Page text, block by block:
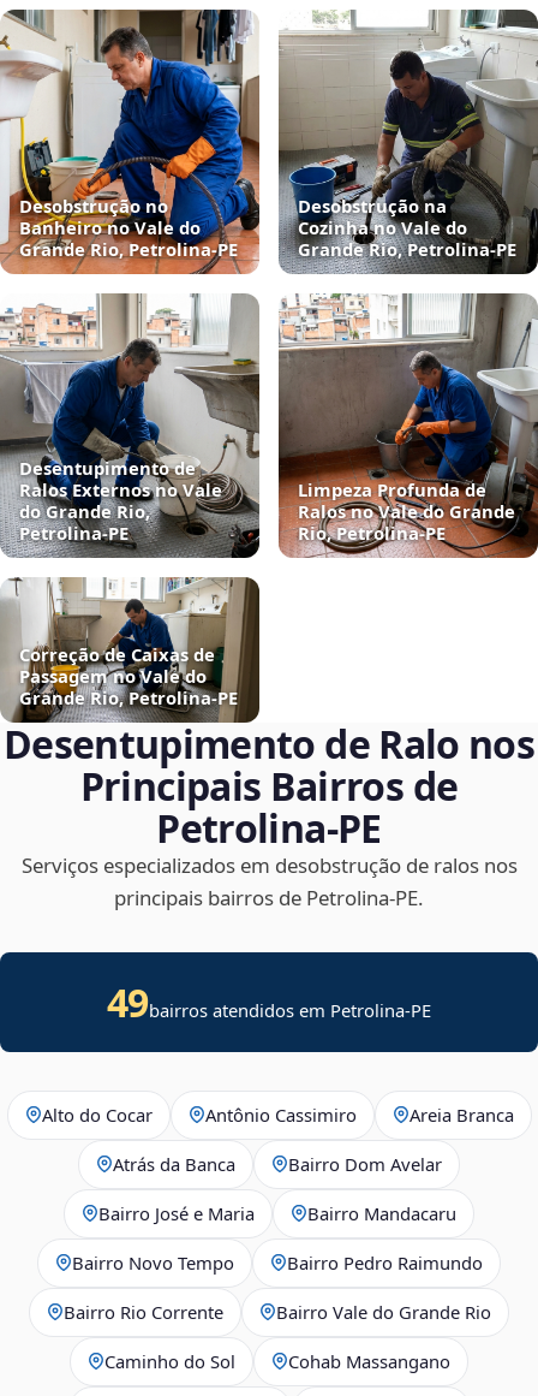
Desobstrução no
Banheiro no Vale do
Grande Rio, Petrolina‑PE
Desobstrução na
Cozinha no Vale do
Grande Rio, Petrolina‑PE
Desentupimento de
Ralos Externos no Vale
do Grande Rio,
Petrolina‑PE
Limpeza Profunda de
Ralos no Vale do Grande
Rio, Petrolina‑PE
Correção de Caixas de
Passagem no Vale do
Grande Rio, Petrolina‑PE
Desentupimento de Ralo nos
Principais Bairros de
Petrolina‑PE
Serviços especializados em desobstrução de ralos nos
principais bairros de Petrolina‑PE.
49bairros atendidos em Petrolina-PE
Alto do Cocar Antônio Cassimiro Areia Branca
Atrás da Banca Bairro Dom Avelar
Bairro José e Maria Bairro Mandacaru
Bairro Novo Tempo Bairro Pedro Raimundo
Bairro Rio Corrente Bairro Vale do Grande Rio
Caminho do Sol Cohab Massangano